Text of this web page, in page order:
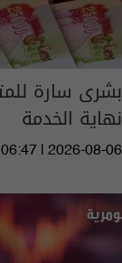
بشرى سارة
نهاية الخدمة
06:47 | 2026-08-06